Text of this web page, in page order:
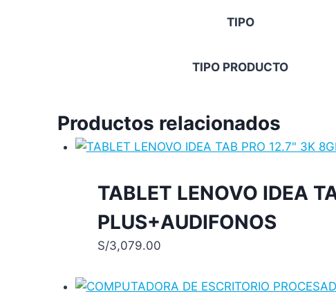
TIPO
TIPO PRODUCTO
Productos relacionados
TABLET LENOVO IDEA
PLUS+AUDIFONOS
S/3,079.00